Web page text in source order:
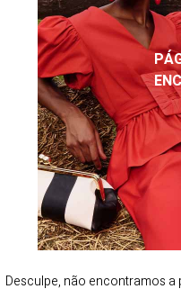
Desculpe, não encontramos